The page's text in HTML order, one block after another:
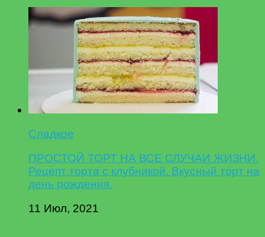
Сладкое
ПРОСТОЙ ТОРТ НА ВСЕ СЛУЧАИ ЖИЗНИ.
Рецепт торта с клубникой. Вкусный торт на
день рождения.
11 Июл, 2021